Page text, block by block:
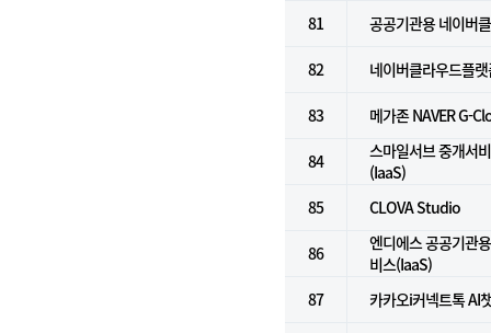
81
공공기관용 네이버
82 네이버클라우드플
83 메가존 NAVER G-
84
스마일서브 중개서
(IaaS)
85
CLOVA Studio
86
엔디에스 공공기관
비스(IaaS)
87
카카오i커넥트톡 AI